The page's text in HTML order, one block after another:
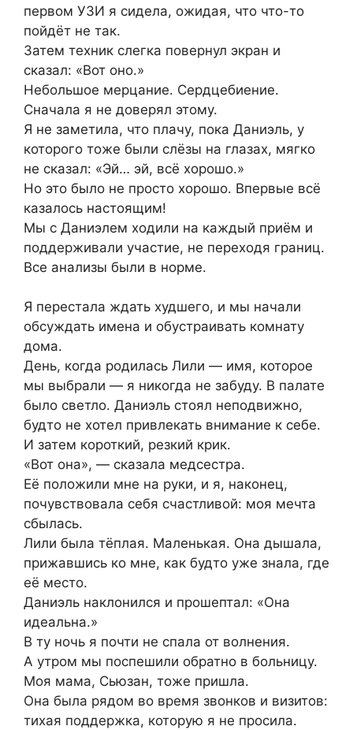
первом УЗИ я сидела, ожидая, что что-то
пойдёт не так.
Затем техник слегка повернул экран и
сказал: «Вот оно.»
Небольшое мерцание. Сердцебиение.
Сначала я не доверял этому.
Я не заметила, что плачу, пока Даниэль, у
которого тоже были слёзы на глазах, мягко
не сказал: «Эй… эй, всё хорошо.»
Но это было не просто хорошо. Впервые всё
казалось настоящим!
Мы с Даниэлем ходили на каждый приём и
поддерживали участие, не переходя границ.
Все анализы были в норме.
Я перестала ждать худшего, и мы начали
обсуждать имена и обустраивать комнату
дома.
День, когда родилась Лили — имя, которое
мы выбрали — я никогда не забуду. В палате
было светло. Даниэль стоял неподвижно,
будто не хотел привлекать внимание к себе.
И затем короткий, резкий крик.
«Вот она», — сказала медсестра.
Её положили мне на руки, и я, наконец,
почувствовала себя счастливой: моя мечта
сбылась.
Лили была тёплая. Маленькая. Она дышала,
прижавшись ко мне, как будто уже знала, где
её место.
Даниэль наклонился и прошептал: «Она
идеальна.»
В ту ночь я почти не спала от волнения.
А утром мы поспешили обратно в больницу.
Моя мама, Сьюзан, тоже пришла.
Она была рядом во время звонков и визитов:
тихая поддержка, которую я не просила.